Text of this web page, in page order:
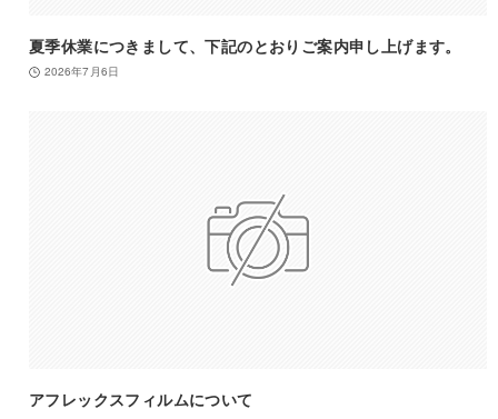
夏季休業につきまして、下記のとおりご案内申し上げます。
2026年7月6日
アフレックスフィルムについて